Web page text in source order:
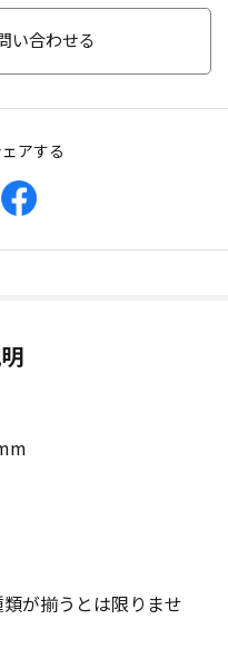
い合わせる
アする
が揃うとは限りませ